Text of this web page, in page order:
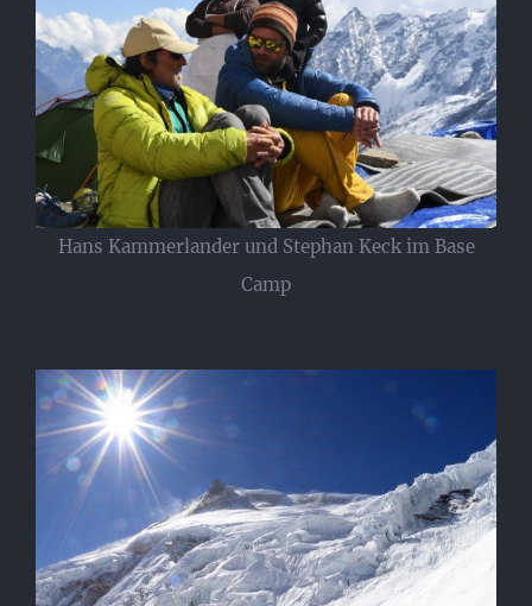
Hans Kammerlander und Stephan Keck im Base
Camp